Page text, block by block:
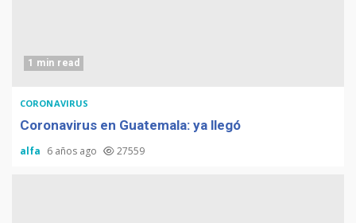
1 min read
CORONAVIRUS
Coronavirus en Guatemala: ya llegó
alfa 6 años ago 27559